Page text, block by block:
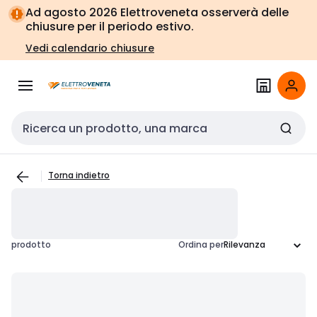
Vai alla
navigazione
Vai
alla
pagina
Ad agosto 2026 Elettroveneta osserverà delle
chiusure per il periodo estivo.
Vedi calendario chiusure
Cerca input
Torna indietro
prodotto Ordina per